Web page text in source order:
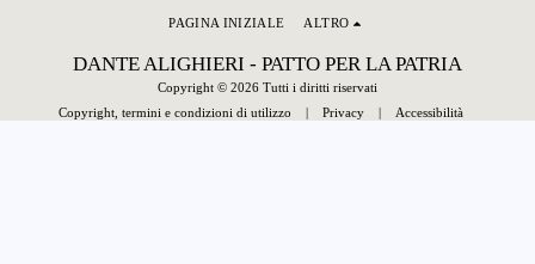
DANTE ALIGHIERI - PATTO PER LA PATRIA
Copyright © 2026 Tutti i diritti riservati
Copyright, termini e condizioni di utilizzo | Privacy|
Accessibilità
PAGINA INIZIALE ALTRO